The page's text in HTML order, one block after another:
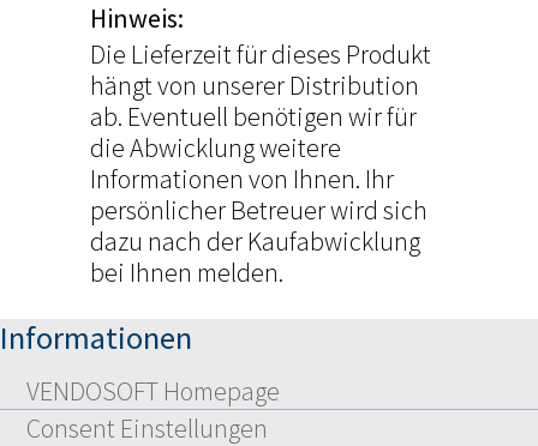
Hinweis:
Die Lieferzeit für dieses Produkt
hängt von unserer Distribution
ab. Eventuell benötigen wir für
die Abwicklung weitere
Informationen von Ihnen. Ihr
persönlicher Betreuer wird sich
dazu nach der Kaufabwicklung
bei Ihnen melden.
Informationen
VENDOSOFT Homepage
Consent Einstellungen